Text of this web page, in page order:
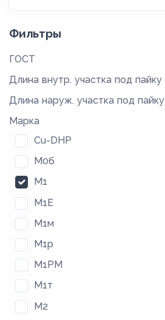
Фильтры
ГОСТ
Длина внутр. участка под пайку
Длина наруж. участка под пайку
Марка
Cu-DHP
М0б
М1
М1Е
М1м
М1р
М1РМ
М1т
М2